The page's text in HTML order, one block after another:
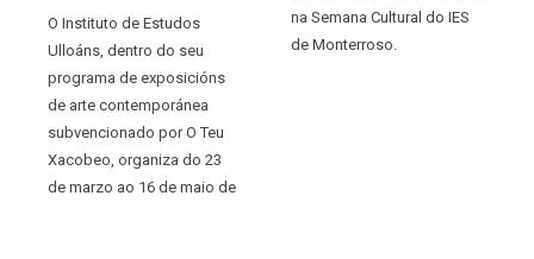
O Instituto de Estudos
Ulloáns, dentro do seu
programa de exposicións
de arte contemporánea
subvencionado por O Teu
Xacobeo, organiza do 23
de marzo ao 16 de maio de
na Semana Cultural do IES
de Monterroso.